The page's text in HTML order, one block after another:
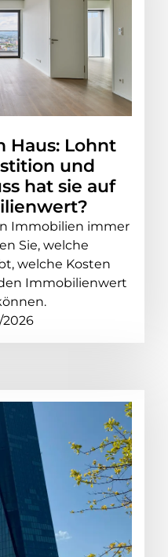
Haus: Lohnt
und
hat sie auf
Immobilien immer
Sie, welche
welche Kosten
Immobilienwert
2026